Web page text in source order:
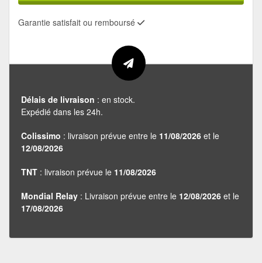
Garantie satisfait ou remboursé
Délais de livraison : en stock.
Expédié dans les 24h.
Colissimo : livraison prévue entre le 11/08/2026 et le
12/08/2026
TNT : livraison prévue le 11/08/2026
Mondial Relay : Livraison prévue entre le 12/08/2026 et le
17/08/2026